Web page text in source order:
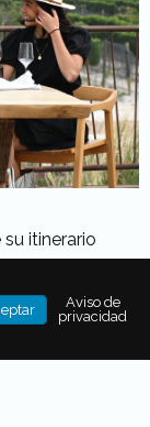
itinerario
se apuntará y
Omun
Aviso de
privacidad